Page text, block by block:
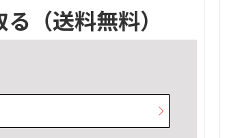
る （送料無料）